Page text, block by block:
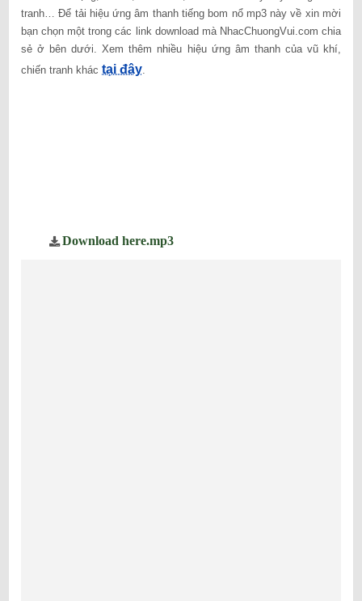
tranh… Để tải hiệu ứng âm thanh tiếng bom nổ mp3 này về xin mời
bạn chọn một trong các link download mà NhacChuongVui.com chia
sẻ ở bên dưới. Xem thêm nhiều hiệu ứng âm thanh của vũ khí,
chiến tranh khác tại đây.
Download here.mp3